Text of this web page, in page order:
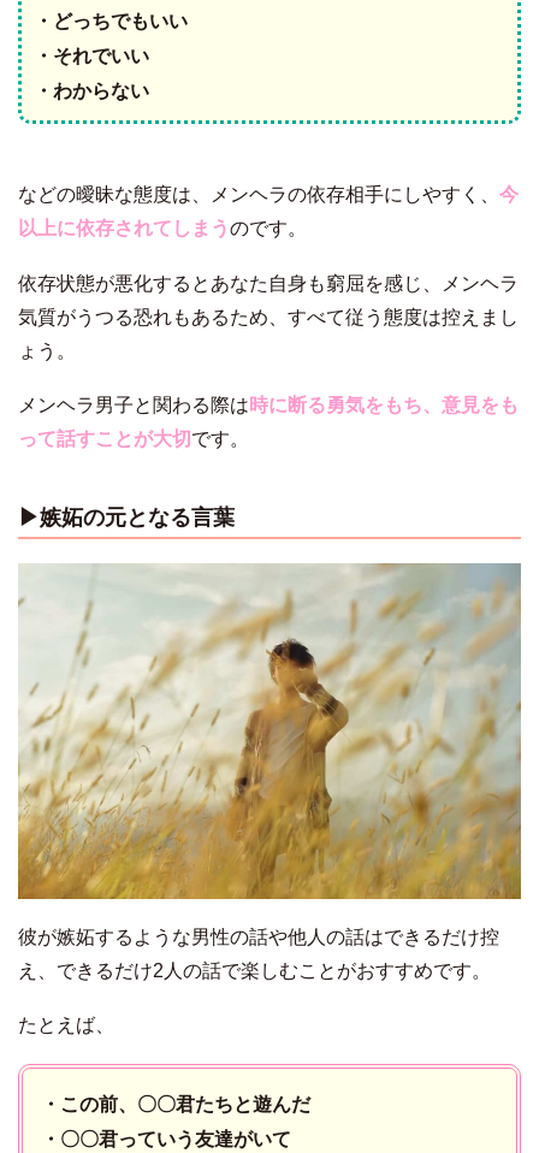
・どっちでもいい
・それでいい
・わからない
などの曖昧な態度は、メンヘラの依存相手にしやすく、 今
以上に依存されてしまうのです。
依存状態が悪化するとあなた自身も窮屈を感じ、メンヘラ
気質がうつる恐れもあるため、すべて従う態度は控えまし
ょう。
メンヘラ男子と関わる際は 時に断る勇気をもち、意見をも
って話すことが大切 です。
▶︎嫉妬の元となる言葉
彼が嫉妬するような男性の話や他人の話はできるだけ控
え、できるだけ2人の話で楽しむことがおすすめです。
たとえば、
・この前、〇〇君たちと遊んだ
・〇〇君っていう友達がいて